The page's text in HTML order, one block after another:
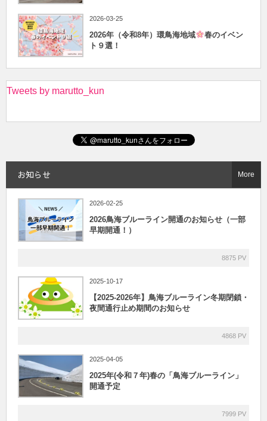
2026-03-25
2026年（令和8年）環鳥海地域
春のイベン
ト９選！
Tweets by marutto_kun
お知らせ
2026-02-25
2026鳥海ブルーライン開通のお知らせ（一部
早期開通！）
8875 PV
2025-10-17
【2025-2026年】鳥海ブルーライン冬期閉鎖・
夜間通行止め期間のお知らせ
4868 PV
2025-04-05
2025年(令和７年)春の「鳥海ブルーライン」
開通予定
7999 PV
More